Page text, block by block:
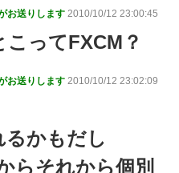
お送りします 2010/10/12 23:00:45
ってFXCM？
お送りします 2010/10/12 23:02:09
るかもだし
らそれから個別